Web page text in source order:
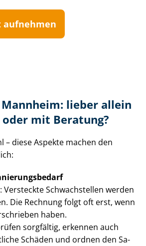
aufnehmen
lieber allein
mit Beratung?
– diese Aspekte machen den
Versteckte Schwachstellen werden
Die Rechnung folgt oft erst, wenn
haben.
sorgfältig, erkennen auch
Schäden und ordnen den Sa­